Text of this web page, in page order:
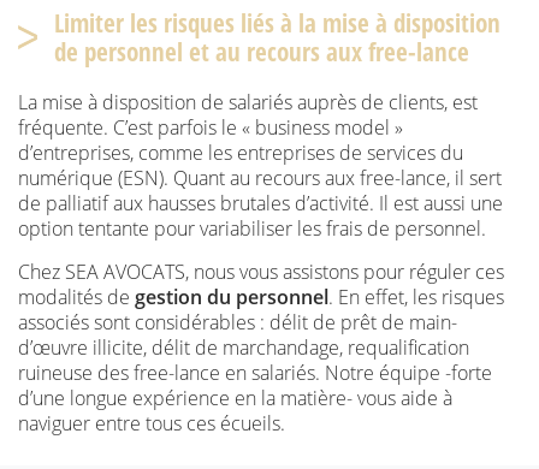
Limiter les risques liés à la mise à disposition
de personnel et au recours aux free-lance
La mise à disposition de salariés auprès de clients, est
fréquente. C’est parfois le « business model »
d’entreprises, comme les entreprises de services du
numérique (ESN). Quant au recours aux free-lance, il sert
de palliatif aux hausses brutales d’activité. Il est aussi une
option tentante pour variabiliser les frais de personnel.
Chez SEA AVOCATS, nous vous assistons pour réguler ces
modalités de gestion du personnel. En effet, les risques
associés sont considérables : délit de prêt de main-
d’œuvre illicite, délit de marchandage, requalification
ruineuse des free-lance en salariés. Notre équipe -forte
d’une longue expérience en la matière- vous aide à
naviguer entre tous ces écueils.